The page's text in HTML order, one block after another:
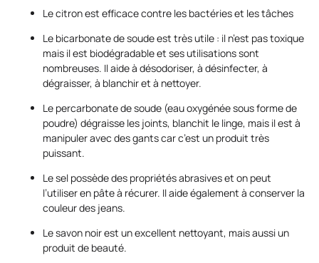
Le citron est efficace contre les bactéries et les tâches
Le bicarbonate de soude est très utile : il n’est pas toxique
mais il est biodégradable et ses utilisations sont
nombreuses. Il aide à désodoriser, à désinfecter, à
dégraisser, à blanchir et à nettoyer.
Le percarbonate de soude (eau oxygénée sous forme de
poudre) dégraisse les joints, blanchit le linge, mais il est à
manipuler avec des gants car c’est un produit très
puissant.
Le sel possède des propriétés abrasives et on peut
l’utiliser en pâte à récurer. Il aide également à conserver la
couleur des jeans.
Le savon noir est un excellent nettoyant, mais aussi un
produit de beauté.